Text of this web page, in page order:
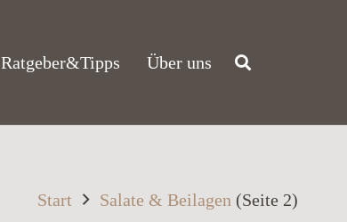
Ratgeber&Tipps Über uns
Start Salate & Beilagen (Seite 2)